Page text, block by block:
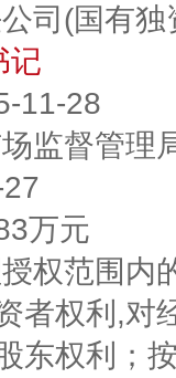
司(国有独
记
11-28
监督管理
万元
权范围内
者权利,对
东权利；